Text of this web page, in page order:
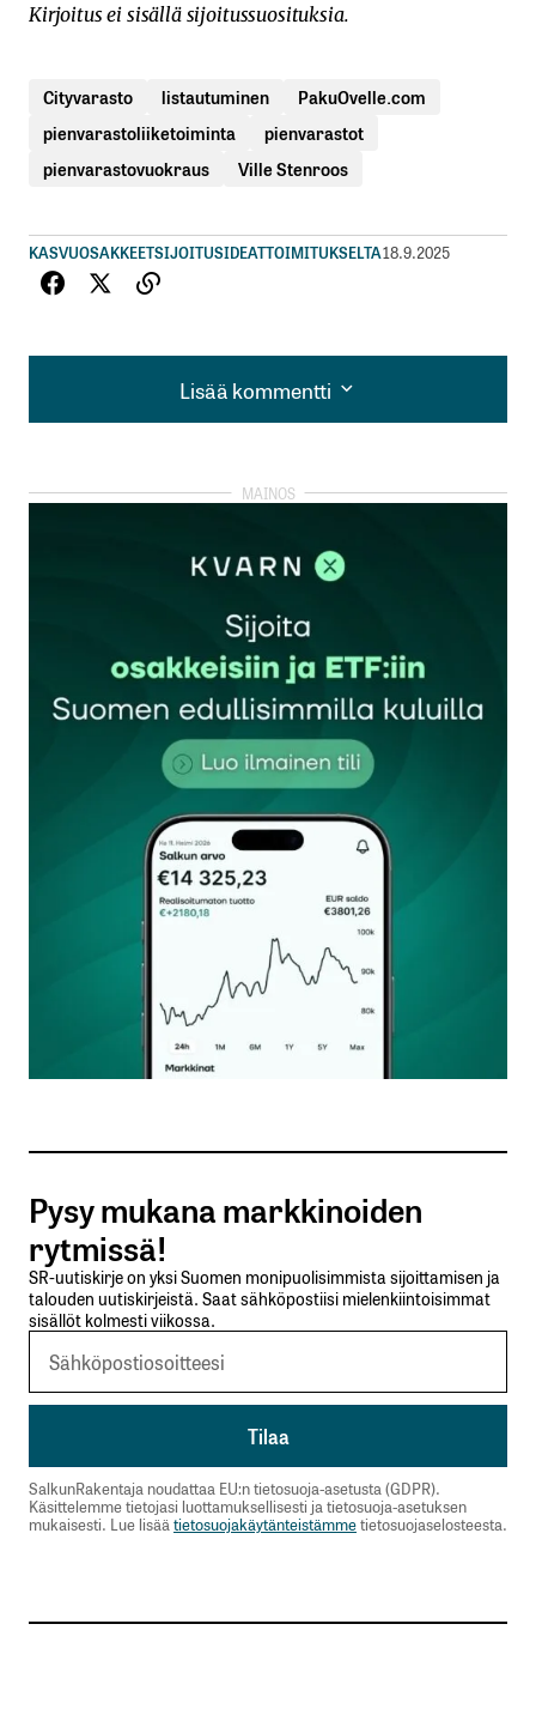
Kirjoitus ei sisällä sijoitussuosituksia.
Cityvarasto listautuminen
PakuOvelle.com
pienvarastoliiketoiminta
pienvarastot
pienvarastovuokraus
Ville Stenroos
KASVUOSAKKEETSIJOITUSIDEATTOIMITUKSELTA18.9.2025
Lisää kommentti
Lisää kommentti
kirjautua
rekisteröityä
Sähköpostiosoitettasi ei julkaista.Pakolliset
kentät on merkitty*
Kommentti*
Nimesi tai nimimerkkisi
Sähköpostiosoitteesi
Tilaa SalkunRakentajan uutiskirje
Lähetä kommentti
Pysy mukana markkinoiden
rytmissä!
SR-uutiskirje on yksi Suomen monipuolisimmista sijoittamisen ja
talouden uutiskirjeistä. Saat sähköpostiisi mielenkiintoisimmat
sisällöt kolmesti viikossa.
SalkunRakentaja noudattaa EU:n tietosuoja-asetusta (GDPR).
Käsittelemme tietojasi luottamuksellisesti ja tietosuoja-asetuksen
mukaisesti. Lue lisäätietosuojakäytänteistämmetietosuojaselosteesta.